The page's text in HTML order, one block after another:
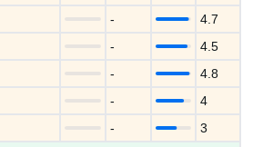
-
4.7
-
4.5
-
4.8
-
4
-
3